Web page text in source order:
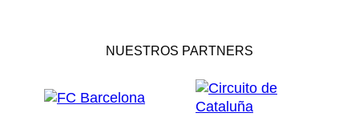
NUESTROS PARTNERS